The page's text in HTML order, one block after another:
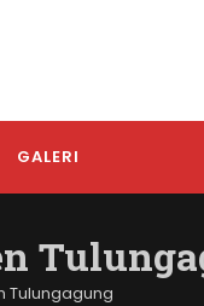
GALERI
Tulungagung